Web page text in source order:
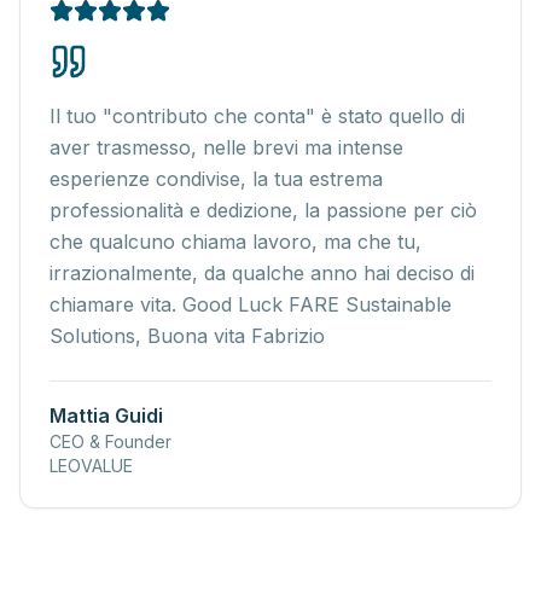
Il tuo "contributo che conta" è stato quello di
aver trasmesso, nelle brevi ma intense
esperienze condivise, la tua estrema
professionalità e dedizione, la passione per ciò
che qualcuno chiama lavoro, ma che tu,
irrazionalmente, da qualche anno hai deciso di
chiamare vita. Good Luck FARE Sustainable
Solutions, Buona vita Fabrizio
Mattia Guidi
CEO & Founder
LEOVALUE